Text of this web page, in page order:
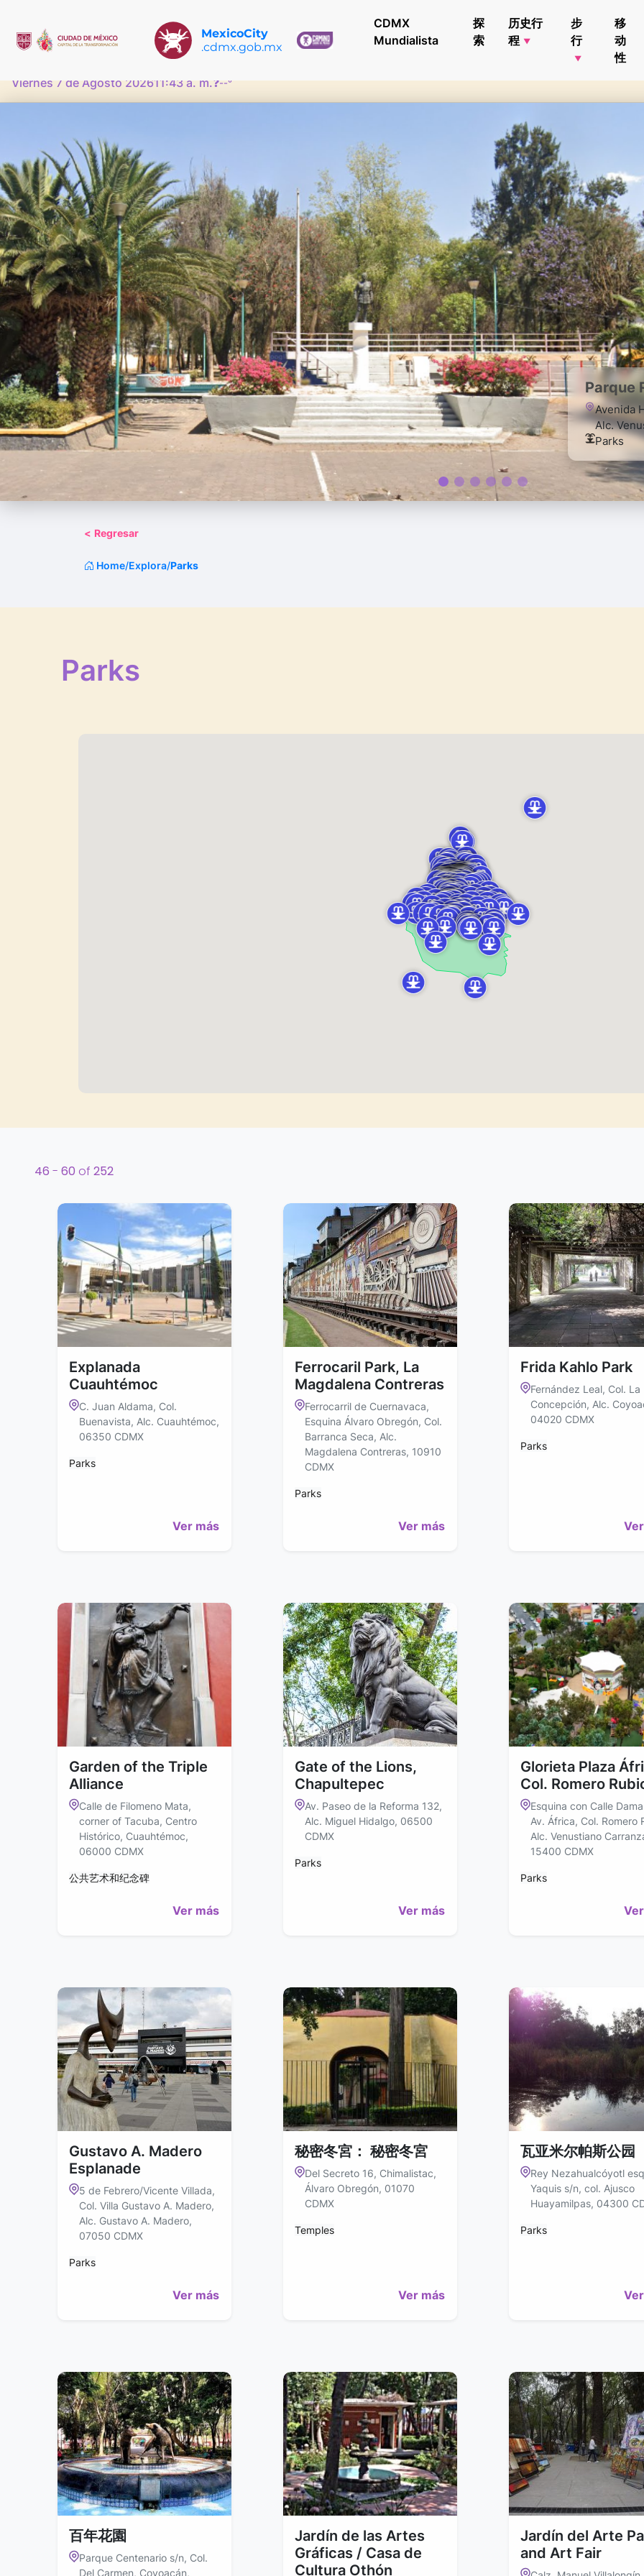
MexicoCity
.cdmx.gob.mx
CDMX
Mundialista
探
索
历史行
程
步
行
移
动
性
Viernes 7 de Agosto 202611:43 a. m.❓--°
Parque
Avenida
Alc.
Parks
< Regresar
Home/Explora/Parks
Parks
46 - 60 of 252
Explanada
Cuauhtémoc
C. Juan Aldama, Col.
Buenavista, Alc. Cuauhtémoc,
06350 CDMX
Parks
Ver más
Ferrocaril Park, La
Magdalena Contreras
Ferrocarril de Cuernavaca,
Esquina Álvaro Obregón, Col.
Barranca Seca, Alc.
Magdalena Contreras, 10910
CDMX
Parks
Ver más
Frida Kahlo Park
Fernández Leal, Col. La
Concepción, Alc.
04020 CDMX
Parks
Garden of the Triple
Alliance
Calle de Filomeno Mata,
corner of Tacuba, Centro
Histórico, Cuauhtémoc,
06000 CDMX
公共艺术和纪念碑
Ver más
Gate of the Lions,
Chapultepec
Av. Paseo de la Reforma 132,
Alc. Miguel Hidalgo, 06500
CDMX
Parks
Ver más
Glorieta Plaza
Col. Romero
Esquina con Calle
Av. África, Col. Romero
Alc. Venustiano
15400 CDMX
Parks
Gustavo A. Madero
Esplanade
5 de Febrero/Vicente Villada,
Col. Villa Gustavo A. Madero,
Alc. Gustavo A. Madero,
07050 CDMX
Parks
Ver más
秘密冬宮： 秘密冬宮
Del Secreto 16, Chimalistac,
Álvaro Obregón, 01070
CDMX
Temples
Ver más
瓦亚米尔帕斯公园
Rey Nezahualcóyotl
Yaquis s/n, col. Ajusco
Huayamilpas, 04300
Parks
百年花園
Parque Centenario s/n, Col.
Del Carmen, Coyoacán,
Jardín de las Artes
Gráficas / Casa de
Cultura Othón
Jardín del Arte
and Art Fair